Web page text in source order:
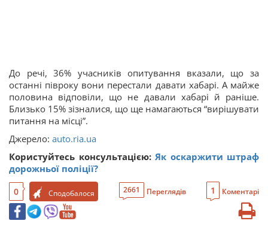
До речі, 36% учасників опитування вказали, що за
останні півроку вони перестали давати хабарі. А майже
половина відповіли, що не давали хабарі й раніше.
Близько 15% зізналися, що ще намагаються “вирішувати
питання на місці”.
Джерело: auto.ria.ua
Користуйтесь консультацією: Як оскаржити штраф
дорожньої поліції?
0 Сподобалося 2661 Переглядів 1 Коментарі